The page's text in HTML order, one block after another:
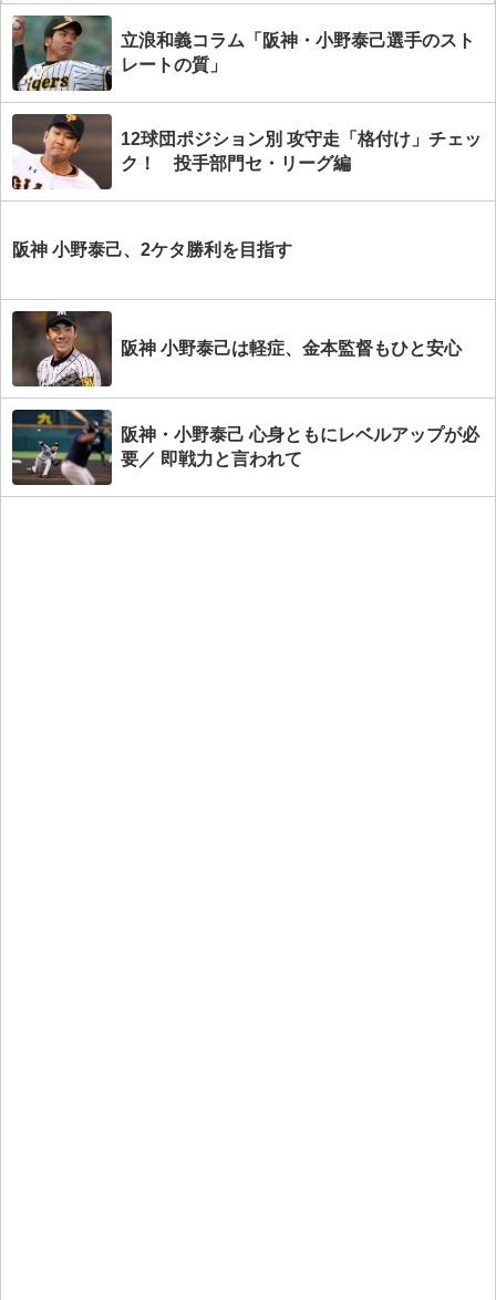
立浪和義コラム「阪神・小野泰己選手のスト
レートの質」
12球団ポジション別 攻守走「格付け」チェッ
ク！ 投手部門セ・リーグ編
阪神 小野泰己、2ケタ勝利を目指す
阪神 小野泰己は軽症、金本監督もひと安心
阪神・小野泰己 心身ともにレベルアップが必
要／ 即戦力と言われて